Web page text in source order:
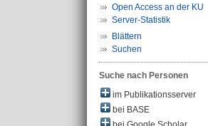
Open Access an der KU
Server-Statistik
Blättern
Suchen
Suche nach Personen
im Publikationsserver
bei BASE